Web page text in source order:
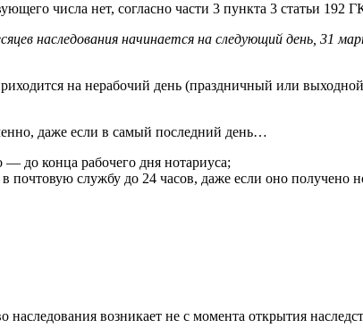
числа нет, согласно части 3 пункта 3 статьи
наследования начинается на следующий день, 31
на нерабочий день (праздничный или
даже если в самый последний день…
— до конца рабочего дня нотариуса;
почтовую службу до 24 часов, даже если оно получено
возникает не с момента открытия